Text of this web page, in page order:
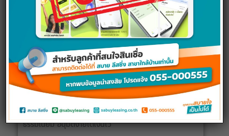
สินเชื่อเพื่อเกษตรกร (เล่มเขียว)
ไม่ต้องใช้หลักทรัพย์ค้ำประกัน ไม่ใช้บุคคลค้ำประกัน ไม่มีค่า
ธรรมเนียม อนุมัติง่ายได้เงินไว